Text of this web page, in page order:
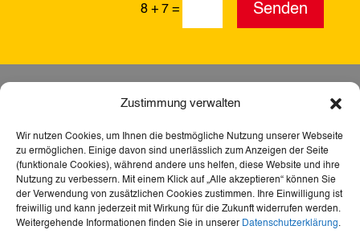
Zustimmung verwalten
Wir nutzen Cookies, um Ihnen die bestmögliche Nutzung unserer Webseite
zu ermöglichen. Einige davon sind unerlässlich zum Anzeigen der Seite
(funktionale Cookies), während andere uns helfen, diese Website und ihre
Nutzung zu verbessern. Mit einem Klick auf „Alle akzeptieren“ können Sie
der Verwendung von zusätzlichen Cookies zustimmen. Ihre Einwilligung ist
freiwillig und kann jederzeit mit Wirkung für die Zukunft widerrufen werden.
Weitergehende Informationen finden Sie in unserer Datenschutzerklärung.
8 + 7 = Senden